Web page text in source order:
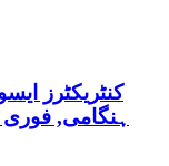
کنٹریکٹرز
ہنگامی,